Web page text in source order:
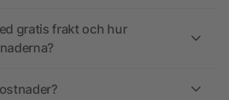
gratis frakt och hur